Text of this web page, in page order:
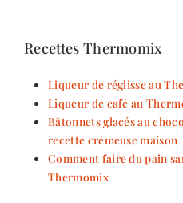
Recettes Thermomix
Liqueur de réglisse au
Liqueur de café au
Bâtonnets glacés au
recette crémeuse maison
Comment faire du pain
Thermomix